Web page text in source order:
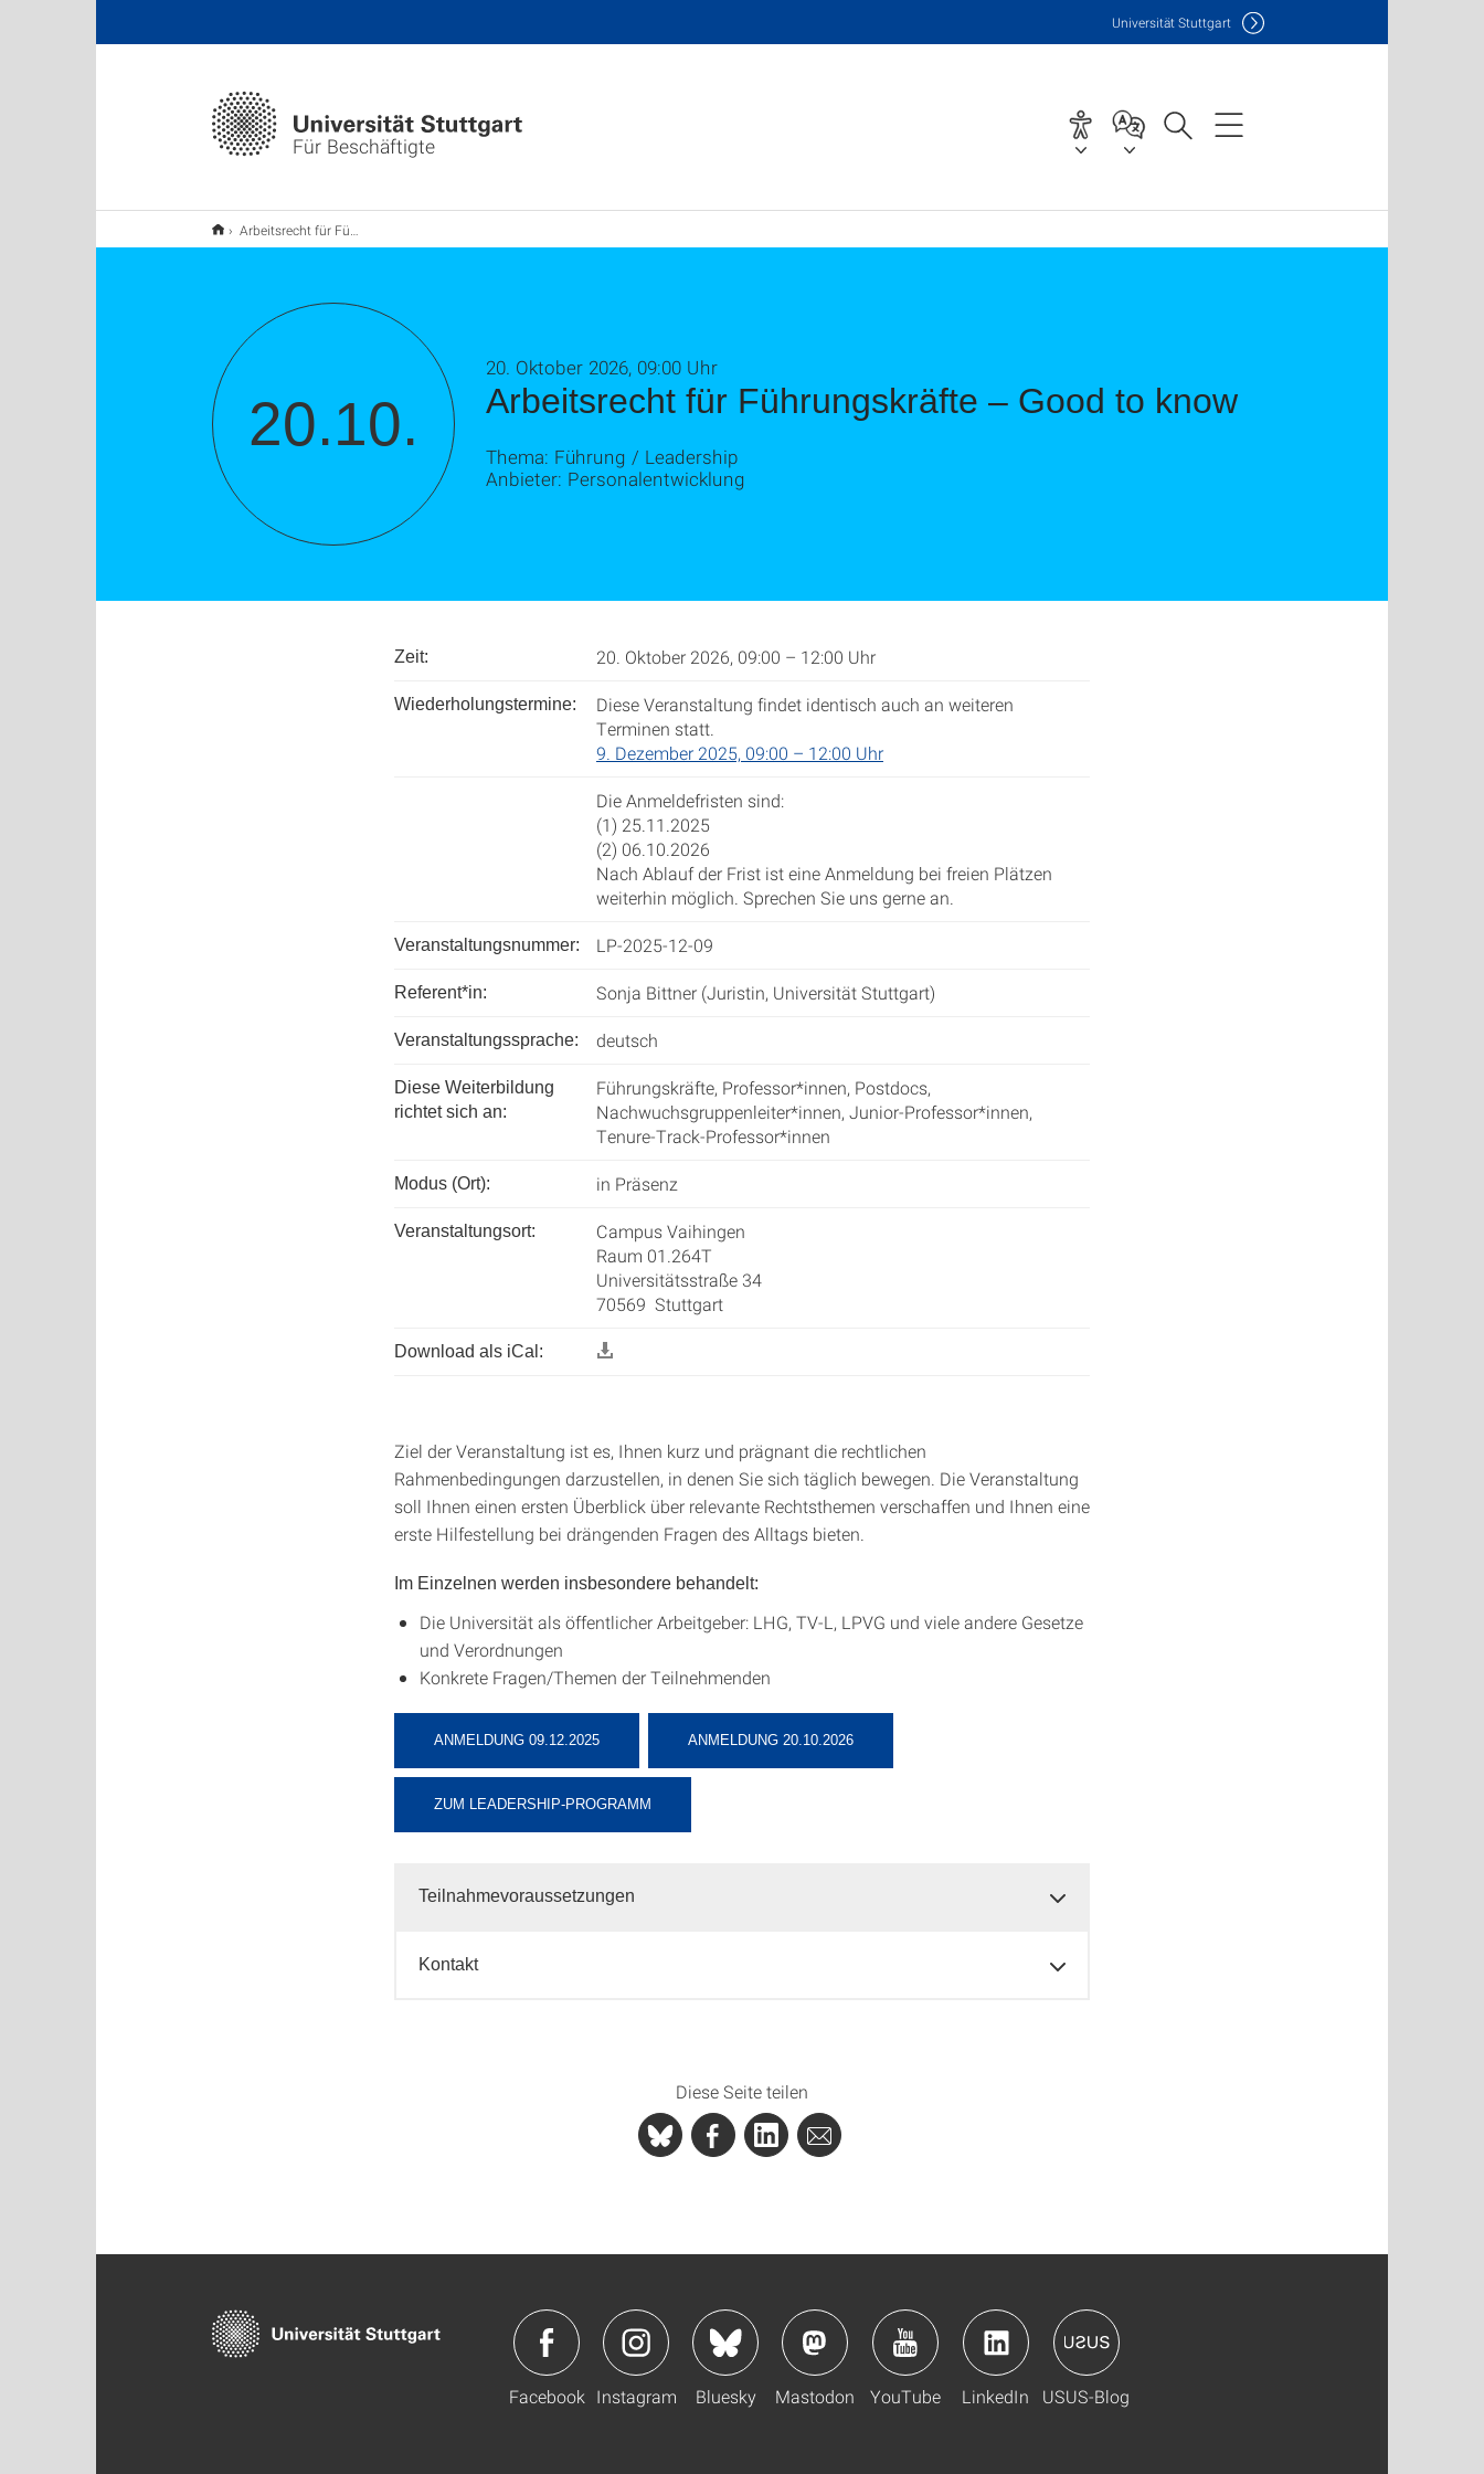
Für Beschäftigte
Universität Stuttgart
Arbeitsrecht für Führungskräfte – Good to know
20.10. Arbeitsrecht für Führungskräfte – Good to know
20. Oktober 2026, 09:00 Uhr
Thema: Führung / Leadership
Anbieter: Personalentwicklung
Zeit: 20. Oktober 2026, 09:00 – 12:00 Uhr
Wiederholungstermine:
Diese Veranstaltung findet identisch auch an weiteren
Terminen statt.
9. Dezember 2025, 09:00 – 12:00 Uhr
Die Anmeldefristen sind:
(1) 25.11.2025
(2) 06.10.2026
Nach Ablauf der Frist ist eine Anmeldung bei freien Plätzen
weiterhin möglich. Sprechen Sie uns gerne an.
Veranstaltungsnummer: LP-2025-12-09
Referent*in: Sonja Bittner (Juristin, Universität Stuttgart)
Veranstaltungssprache: deutsch
Diese Weiterbildung
richtet sich an:
Führungskräfte, Professor*innen, Postdocs,
Nachwuchsgruppenleiter*innen, Junior-Professor*innen,
Tenure-Track-Professor*innen
Modus (Ort): in Präsenz
Veranstaltungsort:
Campus Vaihingen
Raum 01.264T
Universitätsstraße 34
70569 Stuttgart
Download als iCal:
Ziel der Veranstaltung ist es, Ihnen kurz und prägnant die rechtlichen
Rahmenbedingungen darzustellen, in denen Sie sich täglich bewegen. Die Veranstaltung
soll Ihnen einen ersten Überblick über relevante Rechtsthemen verschaffen und Ihnen eine
erste Hilfestellung bei drängenden Fragen des Alltags bieten.
Im Einzelnen werden insbesondere behandelt:
Die Universität als öffentlicher Arbeitgeber: LHG, TV-L, LPVG und viele andere Gesetze
und Verordnungen
Konkrete Fragen/Themen der Teilnehmenden
ANMELDUNG 09.12.2025 ANMELDUNG 20.10.2026
ZUM LEADERSHIP-PROGRAMM
Teilnahmevoraussetzungen
Kontakt
Diese Seite teilen
Facebook Instagram Bluesky Mastodon YouTube LinkedIn USUS-Blog